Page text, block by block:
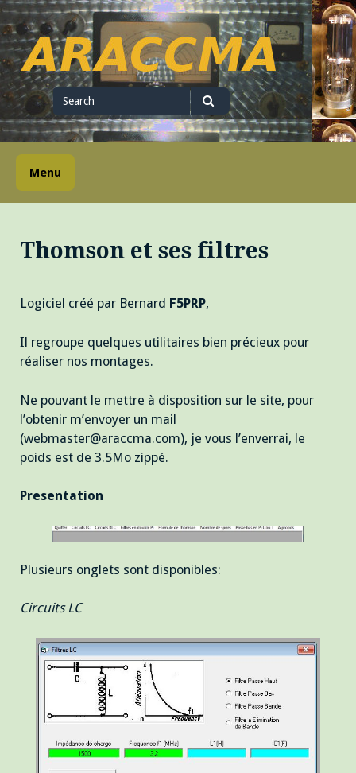
Skip
to
content
ARACCMA
Search
for
Search
Menu
Thomson et ses filtres
Logiciel créé par Bernard F5PRP,
Il regroupe quelques utilitaires bien précieux pour
réaliser nos montages.
Ne pouvant le mettre à disposition sur le site, pour
l’obtenir m’envoyer un mail
(webmaster@araccma.com), je vous l’enverrai, le
poids est de 3.5Mo zippé.
Presentation
Plusieurs onglets sont disponibles:
Circuits LC